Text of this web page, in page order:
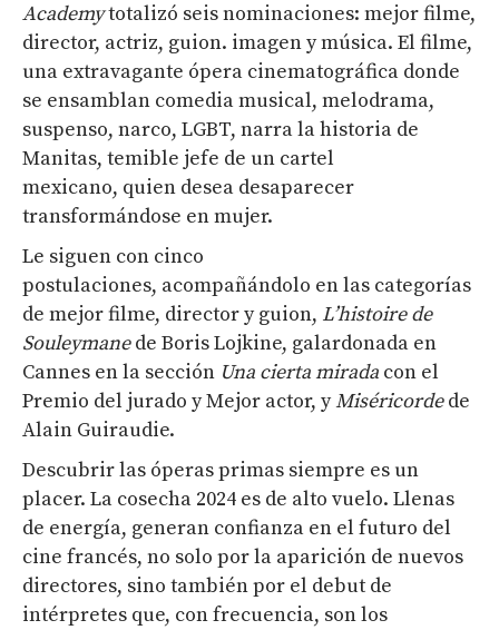
Academytotalizó seis nominaciones: mejor filme,
director, actriz, guion. imagen y música. El filme,
una extravagante ópera cinematográfica donde
se ensamblan comedia musical, melodrama,
suspenso, narco, LGBT, narra la historia de
Manitas, temible jefe de un cartel
mexicano, quien desea desaparecer
transformándose en mujer.
Le siguen con cinco
postulaciones, acompañándolo en las categorías
de mejor filme, director y guion, L’histoirede
Souleymanede Boris Lojkine, galardonada en
Cannes en la sección Una cierta mirada con el
Premio del jurado y Mejor actor, yMiséricordede
Alain Guiraudie.
Descubrir las óperas primas siempre es un
placer. La cosecha 2024 es de alto vuelo. Llenas
de energía, generan confianza en el futuro del
cine francés, no solo por la aparición de nuevos
directores, sino también por el debut de
intérpretes que, con frecuencia, son los